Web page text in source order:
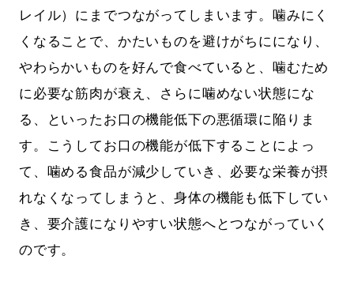
レイル）にまでつながってしまいます。噛みにく
くなることで、かたいものを避けがちにになり、
やわらかいものを好んで食べていると、噛むため
に必要な筋肉が衰え、さらに噛めない状態にな
る、といったお口の機能低下の悪循環に陥りま
す。こうしてお口の機能が低下することによっ
て、噛める食品が減少していき、必要な栄養が摂
れなくなってしまうと、身体の機能も低下してい
き、要介護になりやすい状態へとつながっていく
のです。